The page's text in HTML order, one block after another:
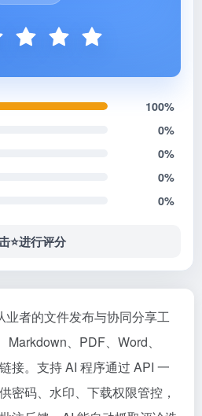
100%
0%
0%
0%
0%
⭐️进行评分
业者的文件发布与协同分享工
、PDF、Word、
接。支持 AI 程序通过 API 一
密码、水印、下载权限管控，